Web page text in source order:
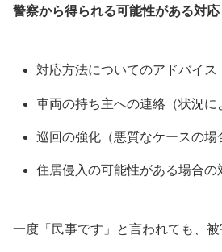
警察から得られる可能性がある対応
対応方法についてのアドバイス
車両の持ち主への連絡（状況に
巡回の強化（悪質なケースの場
住居侵入の可能性がある場合の
一度「民事です」と言われても、